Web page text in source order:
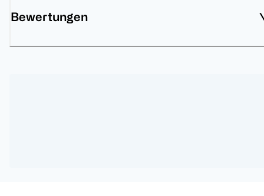
Bewertungen